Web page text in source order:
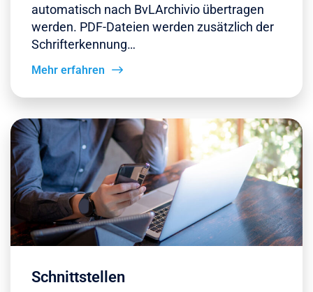
automatisch nach BvLArchivio übertragen
werden. PDF-Dateien werden zusätzlich der
Schrifterkennung…
Mehr erfahren
Schnittstellen